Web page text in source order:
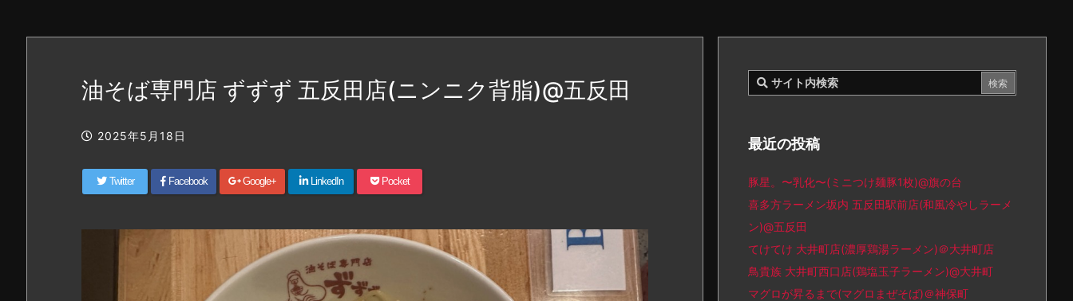
油そば専門店 ずずず 五反田店(ニンニク背脂)@五反田
2025年5月18日
Twitter Facebook Google+ LinkedIn Pocket
最近の投稿
豚星。〜乳化〜(ミニつけ麺豚1枚)@旗の台
喜多方ラーメン坂内 五反田駅前店(和風冷やしラーメ
ン)@五反田
てけてけ 大井町店(濃厚鶏湯ラーメン)＠大井町店
鳥貴族 大井町西口店(鶏塩玉子ラーメン)@大井町
マグロが昇るまで(マグロまぜそば)＠神保町